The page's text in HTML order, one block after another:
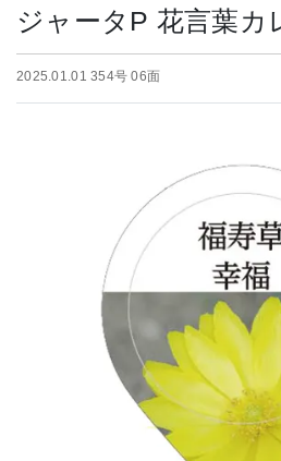
ジャータP 花言葉カ
2025.01.01 354号 06面